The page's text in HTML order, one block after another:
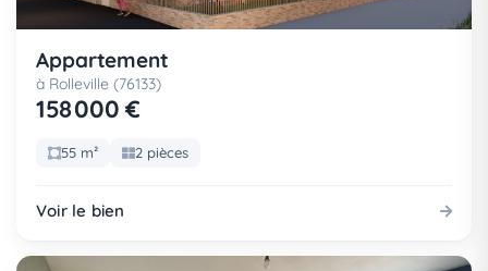
Appartement
à Rolleville (76133)
158 000 €
55 m² 2 pièces
Voir le bien